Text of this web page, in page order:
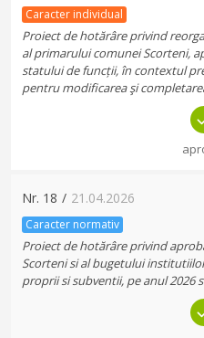
Caracter individual
Proiect de hotărâre privind
al primarului comunei Scorteni,
statului de funcții, în contextul
pentru modificarea şi
Nr. 18 / 21.04.2026
Caracter normativ
Proiect de hotărâre privind
Scorteni si al bugetului
proprii si subventii, pe anul 2026